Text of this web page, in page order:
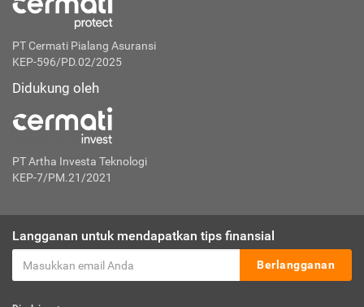
PT Cermati Pialang Asuransi
KEP-596/PD.02/2025
Didukung oleh
PT Artha Investa Teknologi
KEP-7/PM.21/2021
Langganan untuk mendapatkan tips finansial
Berlangganan